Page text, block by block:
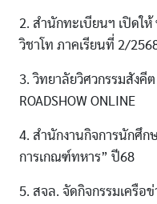
2. สำนักทะเบียนฯ เปิดใ
วิชาโท ภาคเรียนที่ 2/
3. วิทยาลัยวิศวกรรมสังคี
ROADSHOW ONLINE
4. สำนักงานกิจการนักศึ
การเกณฑ์ทหาร” ปี68
5. สจล. จัดกิจกรรมเครือข่